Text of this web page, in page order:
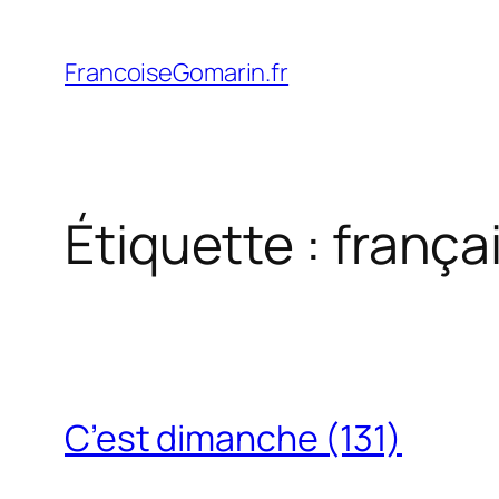
contenu
FrancoiseGomarin.fr
Étiquette :
C’est dimanche (131)